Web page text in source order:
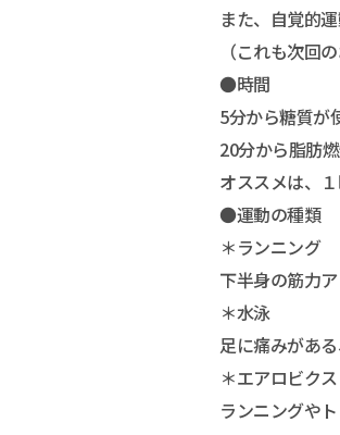
また、自覚的
（これも次回
●時間
5分から糖質が
20分から脂肪
オススメは、
●運動の種類
＊ランニング
下半身の筋力
＊水泳
足に痛みがあ
＊エアロビクス
ランニングや